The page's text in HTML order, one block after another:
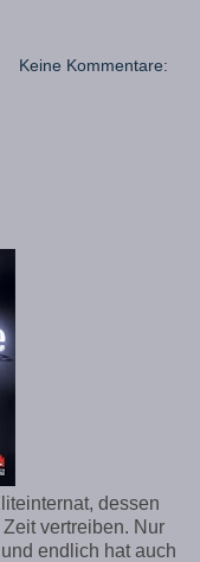
Keine Kommentare:
dessen
vertreiben. Nur
endlich hat auch